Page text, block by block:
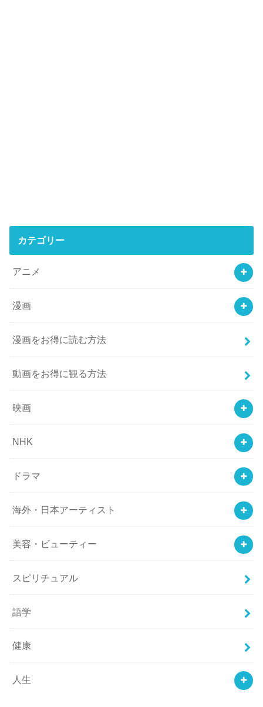
カテゴリー
アニメ
漫画
漫画をお得に読む方法
動画をお得に観る方法
映画
NHK
ドラマ
海外・日本アーティスト
美容・ビューティー
スピリチュアル
語学
健康
人生